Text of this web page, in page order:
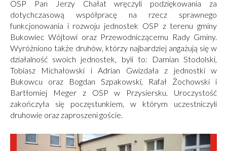
OSP Pan Jerzy Chałat wręczyli podziękowania za
dotychczasową współpracę na rzecz sprawnego
funkcjonowania i rozwoju jednostek OSP z terenu gminy
Bukowiec Wójtowi oraz Przewodniczącemu Rady Gminy.
Wyróżniono także druhów, którzy najbardziej angażują się w
działalność swoich jednostek, byli to: Damian Stodolski,
Tobiasz Michałowski i Adrian Gwizdała z jednostki w
Bukowcu oraz Bogdan Szpakowski, Rafał Żochowski i
Bartłomiej Meger z OSP w Przysiersku. Uroczystość
zakończyła się poczęstunkiem, w którym uczestniczyli
druhowie oraz zaproszeni goście.
Obrazki
galerii: